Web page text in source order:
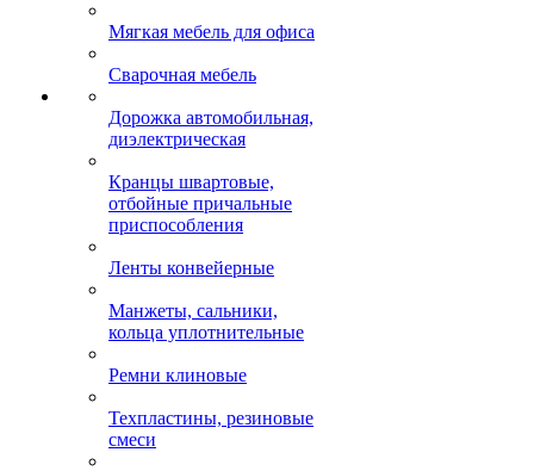
Мягкая мебель для офиса
Сварочная мебель
Дорожка автомобильная,
диэлектрическая
Кранцы швартовые,
отбойные причальные
приспособления
Ленты конвейерные
Манжеты, сальники,
кольца уплотнительные
Ремни клиновые
Техпластины, резиновые
смеси